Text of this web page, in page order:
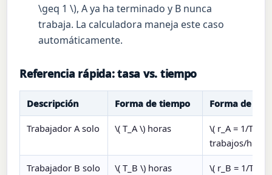
\geq 1 \), A ya ha terminado y B nunca
trabaja. La calculadora maneja este caso
automáticamente.
Referencia rápida: tasa vs. tiempo
Descripción Forma de tiempo Forma de
Trabajador A solo \( T_A \) horas
\( r_A = 1/T_A \)
trabajos/hora
Trabajador B solo \( T_B \) horas
\( r_B = 1/T_B \)